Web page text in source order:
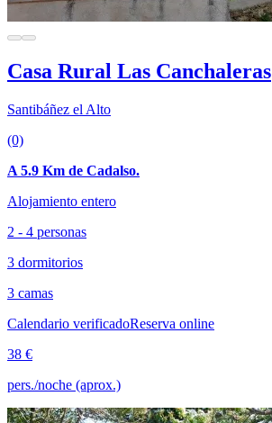
Casa Rural Las Canchaleras
Santibáñez el Alto
(0)
A 5.9 Km de Cadalso.
Alojamiento entero
2 - 4 personas
3 dormitorios
3 camas
Calendario verificadoReserva online
38 €
pers./noche (aprox.)